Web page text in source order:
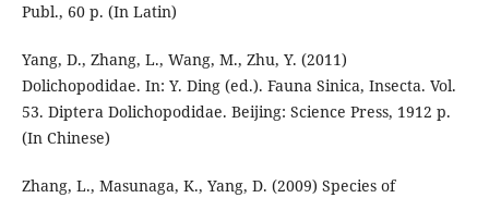
Publ., 60 p. (In Latin)
Yang, D., Zhang, L., Wang, M., Zhu, Y. (2011)
Dolichopodidae. In: Y. Ding (ed.). Fauna Sinica, Insecta. Vol.
53. Diptera Dolichopodidae. Beijing: Science Press, 1912 p.
(In Chinese)
Zhang, L., Masunaga, K., Yang, D. (2009) Species of